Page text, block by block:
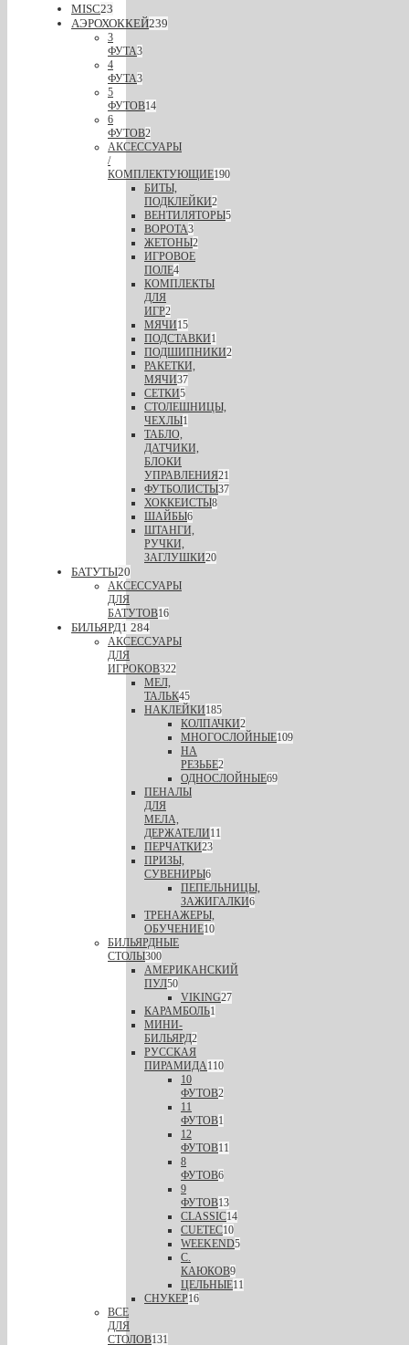
MISC23
АЭРОХОККЕЙ239
3
ФУТА3
4
ФУТА3
5
ФУТОВ14
6
ФУТОВ2
АКСЕССУАРЫ
/
КОМПЛЕКТУЮЩИЕ190
БИТЫ,
ПОДКЛЕЙКИ2
ВЕНТИЛЯТОРЫ5
ВОРОТА3
ЖЕТОНЫ2
ИГРОВОЕ
ПОЛЕ4
КОМПЛЕКТЫ
ДЛЯ
ИГР2
МЯЧИ15
ПОДСТАВКИ1
ПОДШИПНИКИ2
РАКЕТКИ,
МЯЧИ37
СЕТКИ5
СТОЛЕШНИЦЫ,
ЧЕХЛЫ1
ТАБЛО,
ДАТЧИКИ,
БЛОКИ
УПРАВЛЕНИЯ21
ФУТБОЛИСТЫ37
ХОККЕИСТЫ8
ШАЙБЫ6
ШТАНГИ,
РУЧКИ,
ЗАГЛУШКИ20
БАТУТЫ20
АКСЕССУАРЫ
ДЛЯ
БАТУТОВ16
БИЛЬЯРД1 284
АКСЕССУАРЫ
ДЛЯ
ИГРОКОВ322
МЕЛ,
ТАЛЬК45
НАКЛЕЙКИ185
КОЛПАЧКИ2
МНОГОСЛОЙНЫЕ109
НА
РЕЗЬБЕ2
ОДНОСЛОЙНЫЕ69
ПЕНАЛЫ
ДЛЯ
МЕЛА,
ДЕРЖАТЕЛИ11
ПЕРЧАТКИ23
ПРИЗЫ,
СУВЕНИРЫ6
ПЕПЕЛЬНИЦЫ,
ЗАЖИГАЛКИ6
ТРЕНАЖЕРЫ,
ОБУЧЕНИЕ10
БИЛЬЯРДНЫЕ
СТОЛЫ300
АМЕРИКАНСКИЙ
ПУЛ50
VIKING27
КАРАМБОЛЬ1
МИНИ-
БИЛЬЯРД2
РУССКАЯ
ПИРАМИДА110
10
ФУТОВ2
11
ФУТОВ1
12
ФУТОВ11
8
ФУТОВ6
9
ФУТОВ13
CLASSIC14
CUETEC10
WEEKEND5
С.
КАЮКОВ9
ЦЕЛЬНЫЕ11
СНУКЕР16
ВСЕ
ДЛЯ
СТОЛОВ131